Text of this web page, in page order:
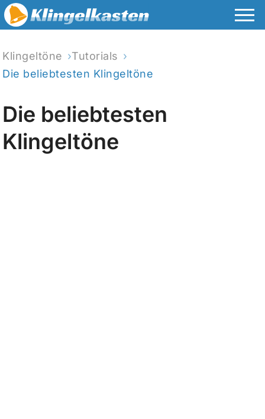
Klingeltöne
Tutorials
Die beliebtesten Klingeltöne
Die beliebtesten
Klingeltöne